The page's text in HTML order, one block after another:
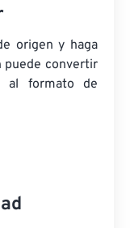
origen y haga
puede convertir
al formato de